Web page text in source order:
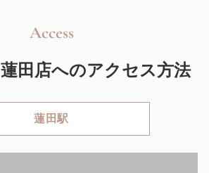
Access
蓮田店へのアクセス方法
蓮田駅